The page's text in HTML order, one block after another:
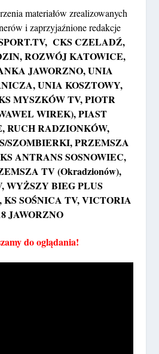
materiałów zrealizowanych
i zaprzyjaźnione redakcje
CKS CZELADŹ,
ROZWÓJ KATOWICE,
JAWORZNO, UNIA
UNIA KOSZTOWY,
MYSZKÓW TV, PIOTR
WIREK), PIAST
RUCH RADZIONKÓW,
SZOMBIERKI, PRZEMSZA
ANTRANS SOSNOWIEC,
TV (Okradzionów),
WYŻSZY BIEG PLUS
KS SOŚNICA TV, VICTORIA
JAWORZNO
do oglądania!